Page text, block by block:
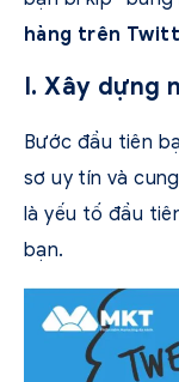
hàng trên
I. Xây dựng
Bước đầu tiên
sơ uy tín và
là yếu tố đầu
bạn.